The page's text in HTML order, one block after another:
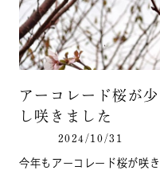
アーコレード桜が少
し咲きました
2024/10/31
今年もアーコレード桜が咲き